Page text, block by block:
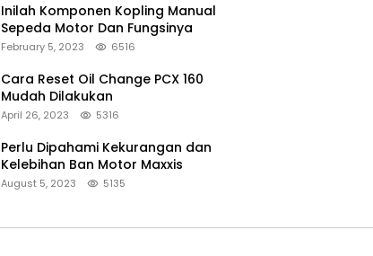
Inilah Komponen Kopling Manual
Sepeda Motor Dan Fungsinya
February 5, 2023 6516
Cara Reset Oil Change PCX 160
Mudah Dilakukan
April 26, 2023 5316
Perlu Dipahami Kekurangan dan
Kelebihan Ban Motor Maxxis
August 5, 2023 5135